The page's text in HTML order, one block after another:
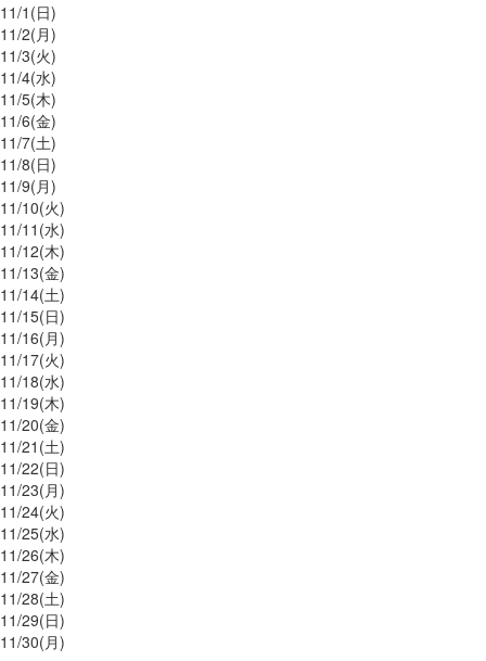
11/1 (日)
11/2(月)
11/3(火)
11/4(水)
11/5(木)
11/6(金)
11/7(土)
11/8(日)
11/9(月)
11/10(火)
11/11 (水)
11/12(木)
11/13(金)
11/14(土)
11/15(日)
11/16(月)
11/17(火)
11/18(水)
11/19(木)
11/20(金)
11/21 (土)
11/22(日)
11/23(月)
11/24(火)
11/25(水)
11/26(木)
11/27(金)
11/28(土)
11/29(日)
11/30(月)